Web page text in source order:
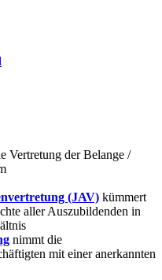
Vertretung der Belange /
(JAV) kümmert
aller Auszubildenden in
nimmt die
mit einer anerkannten